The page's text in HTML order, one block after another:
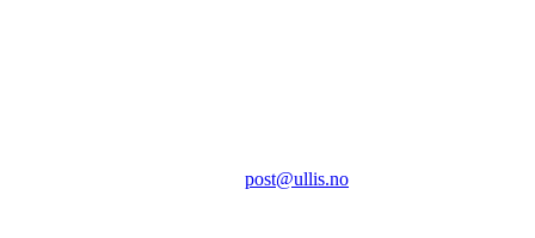
post@ullis.no